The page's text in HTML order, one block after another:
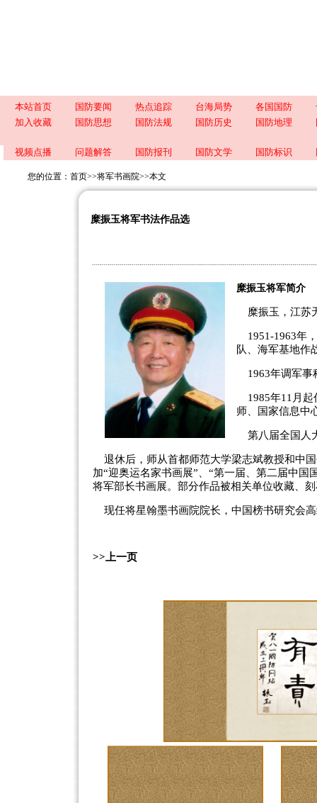
本站首页 国防要闻 热点追踪 台海局势 各国国防
加入收藏
国防思想 国防法规 国防历史 国防地理
视频点播 问题解答 国防报刊 国防文学 国防标识
您的位置： 首页>>将军书画院>>本文
糜振玉将军书法作品选
糜振玉将军简介
糜振玉，江苏
1951-1963年
队、海军基地作
1963年调军事
1985年11月起
师、国家信息中
第八届全国人
退休后，师从首都师范大学梁志斌教授和中
加“迎奥运名家书画展”、“第一届、第二届中
将军部长书画展。部分作品被相关单位收藏、
现任将星翰墨书画院院长，中国榜书研究会
>>上一页